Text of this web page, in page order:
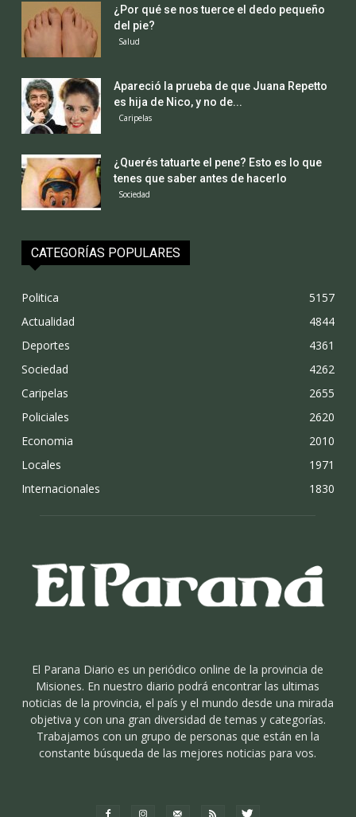
¿Por qué se nos tuerce el dedo pequeño
del pie?
Salud
Apareció la prueba de que Juana Repetto
es hija de Nico, y no de...
Caripelas
¿Querés tatuarte el pene? Esto es lo que
tenes que saber antes de hacerlo
Sociedad
CATEGORÍAS POPULARES
Politica
5157
Actualidad
4844
Deportes
4361
Sociedad
4262
Caripelas
2655
Policiales
2620
Economia
2010
Locales
1971
Internacionales
1830
El Parana Diario es un periódico online de la provincia de
Misiones. En nuestro diario podrá encontrar las ultimas
noticias de la provincia, el país y el mundo desde una mirada
objetiva y con una gran diversidad de temas y categorías.
Trabajamos con un grupo de personas que están en la
constante búsqueda de las mejores noticias para vos.